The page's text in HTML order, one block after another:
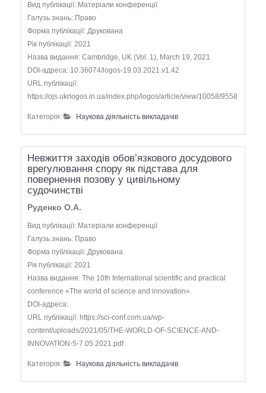
Вид публікації: Матеріали конференції
Галузь знань: Право
Форма публікації: Друкована
Рік публікації: 2021
Назва видання: Cambridge, UK (Vol. 1), March 19, 2021
DOI-адреса: 10.36074/logos-19.03.2021.v1.42
URL публікації:
https://ojs.ukrlogos.in.ua/index.php/logos/article/view/10058/9558
Категорія: Наукова діяльність викладачів
Невжиття заходів обов’язкового досудового
врегулювання спору як підстава для
повернення позову у цивільному
судочинстві
Руденко О.А.
Вид публікації: Матеріали конференції
Галузь знань: Право
Форма публікації: Друкована
Рік публікації: 2021
Назва видання: The 10th International scientific and practical
conference «The world of science and innovation».
DOI-адреса:
URL публікації: https://sci-conf.com.ua/wp-
content/uploads/2021/05/THE-WORLD-OF-SCIENCE-AND-
INNOVATION-5-7.05.2021.pdf
Категорія: Наукова діяльність викладачів